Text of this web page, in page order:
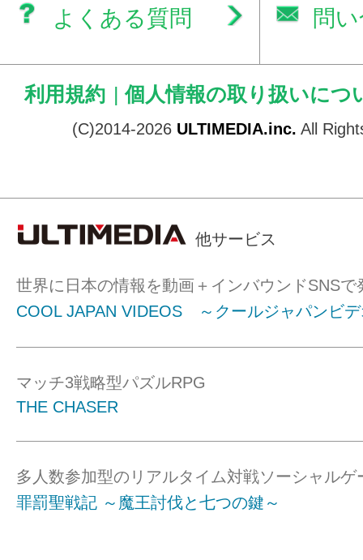
よくある質問 問
利用規約 | 個人情報の取り扱いにつ
(C)2014-2026 ULTIMEDIA.inc. All
他サービス
世界に日本の情報を動画＋インバウンドSNSで
COOL JAPAN VIDEOS ～クールジャパンビ
マッチ3戦略型パズルRPG
THE CHASER
多人数参加型のリアルタイム対戦ソーシャルゲ
罪罰聖戦記 ～魔王討伐と七つの鍵～